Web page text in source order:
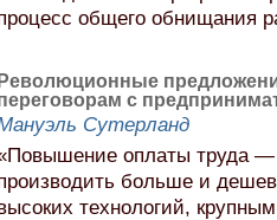
общего обнищания
Революционные
с
Сутерланд
оплаты труда —
больше и
технологий,